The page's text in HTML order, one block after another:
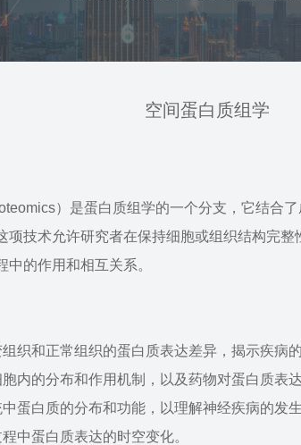
空间蛋白质组学
）是蛋白质组学的一个分支，它结合
项技术允许研究者在保持细胞或组织结构完
的作用和相互关系。
织和正常组织的蛋白质表达差异，揭示疾病的
内的分布和作用机制，以及药物对蛋白质表达
蛋白质的分布和功能，以理解神经疾病的发生
中蛋白质表达的时空变化。